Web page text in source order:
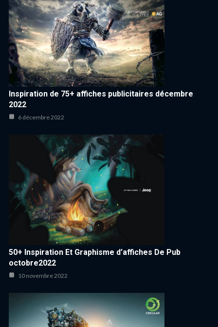
Inspiration de 75+ affiches publicitaires décembre
2022
6 décembre 2022
50+ Inspiration Et Graphisme d’affiches De Pub
octobre2022
10 novembre 2022